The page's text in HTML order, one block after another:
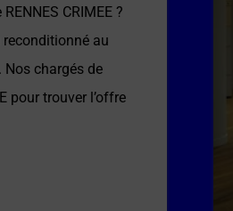
CRIMEE ?
reconditionné au
chargés de
pour trouver l’offre